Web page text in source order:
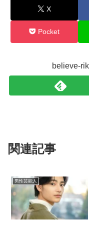
X
Pocket
believe-
関連記事
男性芸能人